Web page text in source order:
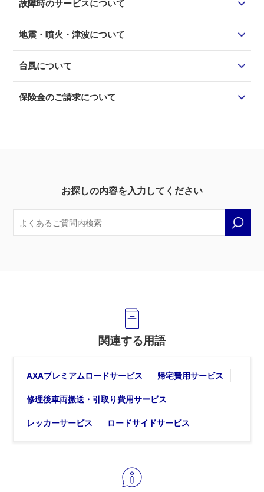
故障時のサービスについて
地震・噴火・津波について
台風について
保険金のご請求について
お探しの内容を入力してください
関連する用語
AXAプレミアムロードサービス 帰宅費用サービス
修理後車両搬送・引取り費用サービス
レッカーサービス ロードサイドサービス